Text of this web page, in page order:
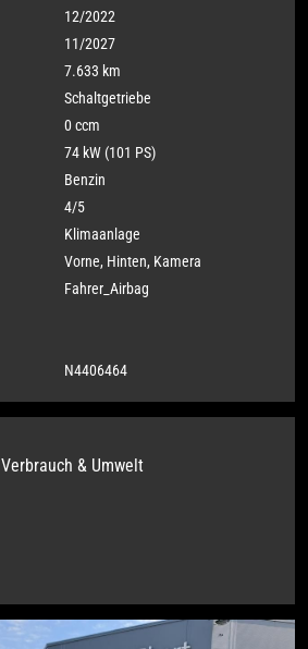
12/2022
11/2027
7.633 km
Schaltgetriebe
0 ccm
74 kW (101 PS)
Benzin
4/5
Klimaanlage
Vorne, Hinten, Kamera
Fahrer_Airbag
N4406464
Verbrauch & Umwelt